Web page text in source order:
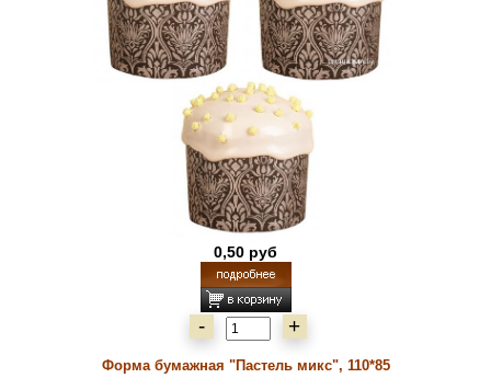
0,50 руб
- +
Форма бумажная "Пастель микс", 110*85